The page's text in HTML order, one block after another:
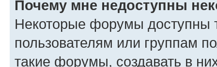
Почему мне недоступны
Некоторые форумы доступны
пользователям или группам
такие форумы, создавать в